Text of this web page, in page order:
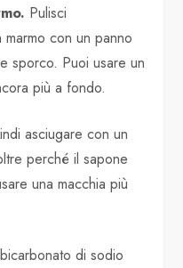
Pulisci
con un panno
sporco. Puoi usare un
più a fondo.
asciugare con un
perché il sapone
una macchia più
di sodio